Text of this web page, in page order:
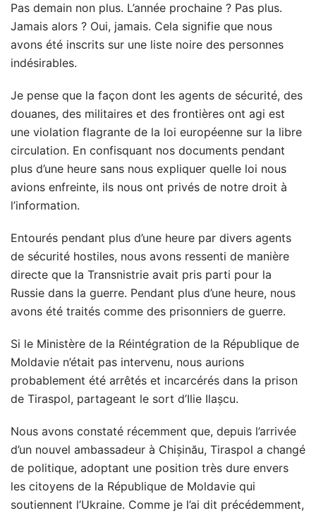
Pas demain non plus. L’année prochaine ? Pas plus.
Jamais alors ? Oui, jamais. Cela signifie que nous
avons été inscrits sur une liste noire des personnes
indésirables.
Je pense que la façon dont les agents de sécurité, des
douanes, des militaires et des frontières ont agi est
une violation flagrante de la loi européenne sur la libre
circulation. En confisquant nos documents pendant
plus d’une heure sans nous expliquer quelle loi nous
avions enfreinte, ils nous ont privés de notre droit à
l’information.
Entourés pendant plus d’une heure par divers agents
de sécurité hostiles, nous avons ressenti de manière
directe que la Transnistrie avait pris parti pour la
Russie dans la guerre. Pendant plus d’une heure, nous
avons été traités comme des prisonniers de guerre.
Si le Ministère de la Réintégration de la République de
Moldavie n’était pas intervenu, nous aurions
probablement été arrêtés et incarcérés dans la prison
de Tiraspol, partageant le sort d’Ilie Ilașcu.
Nous avons constaté récemment que, depuis l’arrivée
d’un nouvel ambassadeur à Chișinău, Tiraspol a changé
de politique, adoptant une position très dure envers
les citoyens de la République de Moldavie qui
soutiennent l’Ukraine. Comme je l’ai dit précédemment,